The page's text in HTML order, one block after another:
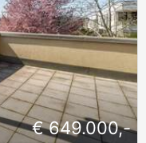
€ 649.000,-